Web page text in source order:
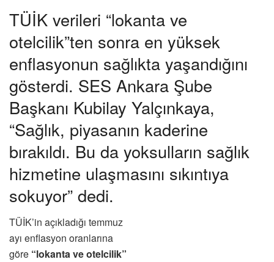
TÜİK verileri “lokanta ve
otelcilik”ten sonra en yüksek
enflasyonun sağlıkta yaşandığını
gösterdi. SES Ankara Şube
Başkanı Kubilay Yalçınkaya,
“Sağlık, piyasanın kaderine
bırakıldı. Bu da yoksulların sağlık
hizmetine ulaşmasını sıkıntıya
sokuyor” dedi.
TÜİK’in açıkladığı temmuz
ayı enflasyon oranlarına
göre “lokanta ve otelcilik”